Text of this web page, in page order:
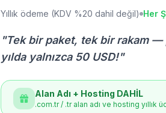
Yıllık ödeme (KDV %20 dahil değil) Her
"Tek bir paket, tek bir rakam
yılda yalnızca 50 USD!"
Alan Adı + Hosting DAHİL
.com.tr / .tr alan adı ve hosting yıllık